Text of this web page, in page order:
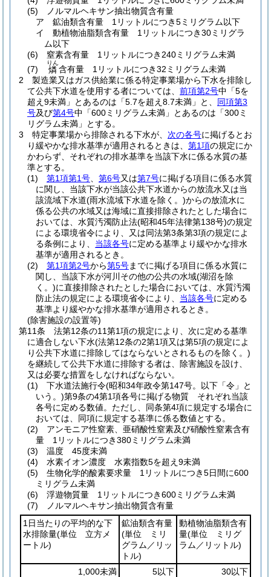
(5)
ノルマルヘキサン抽出物質含有量
ア
鉱油類含有量 1リットルにつき5ミリグラム以下
イ
動植物油脂類含有量 1リットルにつき30ミリグラ
ム以下
(6)
窒素含有量 1リットルにつき240ミリグラム未満
(7)
燐
りん
含有量 1リットルにつき32ミリグラム未満
2
製造業又はガス供給業に係る特定事業場から下水を排除し
て公共下水道を使用する者については、 前項第2号中「5を
超え9未満」とあるのは「5.7を超え8.7未満」と、 同項第3
号及び第4号中「600ミリグラム未満」とあるのは「300ミ
リグラム未満」とする。
3
特定事業場から排除される下水が、 次の各号に掲げるとお
り緩やかな排水基準が適用されるときは、 第1項の規定にか
かわらず、それぞれの排水基準を当該下水に係る水質の基
準とする。
(1)
第1項第1号 第6号又は第7号に掲げる項目に係る水質
に関し、当該下水が当該公共下水道からの放流水又は当
該流域下水道(雨水流域下水道を除く。)からの放流水に
係る公共の水域又は海域に直接排除されたとした場合に
おいては、水質汚濁防止法(昭和45年法律第138号)の規定
による環境省令により、又は同法第3条第3項の規定によ
る条例により、 当該各号に定める基準より緩やかな排水
基準が適用されるとき。
(2)
第1項第2号から第5号までに掲げる項目に係る水質に
関し、当該下水が河川その他の公共の水域(湖沼を除
く。)に直接排除されたとした場合においては、水質汚濁
防止法の規定による環境省令により、 当該各号に定める
基準より緩やかな排水基準が適用されるとき。
(除害施設の設置等)
第11条
法第12条の11第1項の規定により、次に定める基準
に適合しない下水(法第12条の2第1項又は第5項の規定によ
り公共下水道に排除してはならないとされるものを除く。)
を継続して公共下水道に排除する者は、除害施設を設け、
又は必要な措置をしなければならない。
(1)
下水道法施行令(昭和34年政令第147号。以下「令」と
いう。)第9条の4第1項各号に掲げる物質 それぞれ当該
各号に定める数値。 ただし、同条第4項に規定する場合に
おいては、同項に規定する基準に係る数値とする。
(2)
アンモニア性窒素、亜硝酸性窒素及び硝酸性窒素含有
量 1リットルにつき380ミリグラム未満
(3)
温度 45度未満
(4)
水素イオン濃度 水素指数5を超え9未満
(5)
生物化学的酸素要求量 1リットルにつき5日間に600
ミリグラム未満
(6)
浮遊物質量 1リットルにつき600ミリグラム未満
(7)
ノルマルヘキサン抽出物質含有量
1日当たりの平均的な下
水排除量(単位 立方メ
ートル)
鉱油類含有量
(単位 ミリ
グラム／リッ
トル)
動植物油脂類含有
量(単位 ミリグ
ラム／リットル)
1,000未満 5以下
30以下